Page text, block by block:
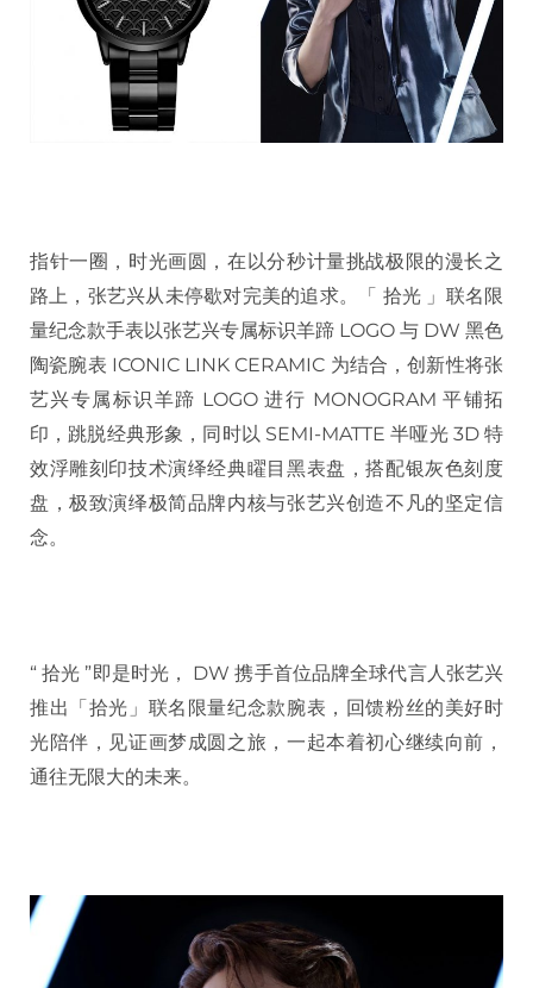
指针一圈，时光画圆，在以分秒计量挑战极限的漫长之
路上，张艺兴从未停歇对完美的追求。「 拾光 」联名限
量纪念款手表以张艺兴专属标识羊蹄 LOGO 与 DW 黑色
陶瓷腕表 ICONIC LINK CERAMIC 为结合，创新性将张
艺兴专属标识羊蹄 LOGO 进行 MONOGRAM 平铺拓
印，跳脱经典形象，同时以 SEMI-MATTE 半哑光 3D 特
效浮雕刻印技术演绎经典矅目黑表盘，搭配银灰色刻度
盘，极致演绎极简品牌内核与张艺兴创造不凡的坚定信
念。
“ 拾光 ”即是时光， DW 携手首位品牌全球代言人张艺兴
推出「拾光」联名限量纪念款腕表，回馈粉丝的美好时
光陪伴，见证画梦成圆之旅，一起本着初心继续向前，
通往无限大的未来。